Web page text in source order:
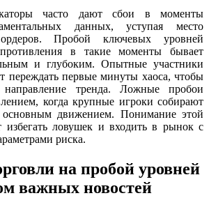
часто дают сбои в моменты
данных, уступая место
Пробой ключевых уровней
в такие моменты бывает
и глубоким. Опытные участники
переждать первые минуты хаоса, чтобы
направление тренда. Ложные пробои
когда крупные игроки собирают
основным движением. Понимание этой
избегать ловушек и входить в рынок с
риска.
на пробой уровней
важных новостей